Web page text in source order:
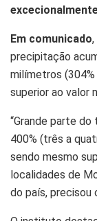
Em comunicado
precipitação
milímetros
superior ao valor
“Grande parte
400% (três a
sendo mesmo
localidades de
do país, precisou